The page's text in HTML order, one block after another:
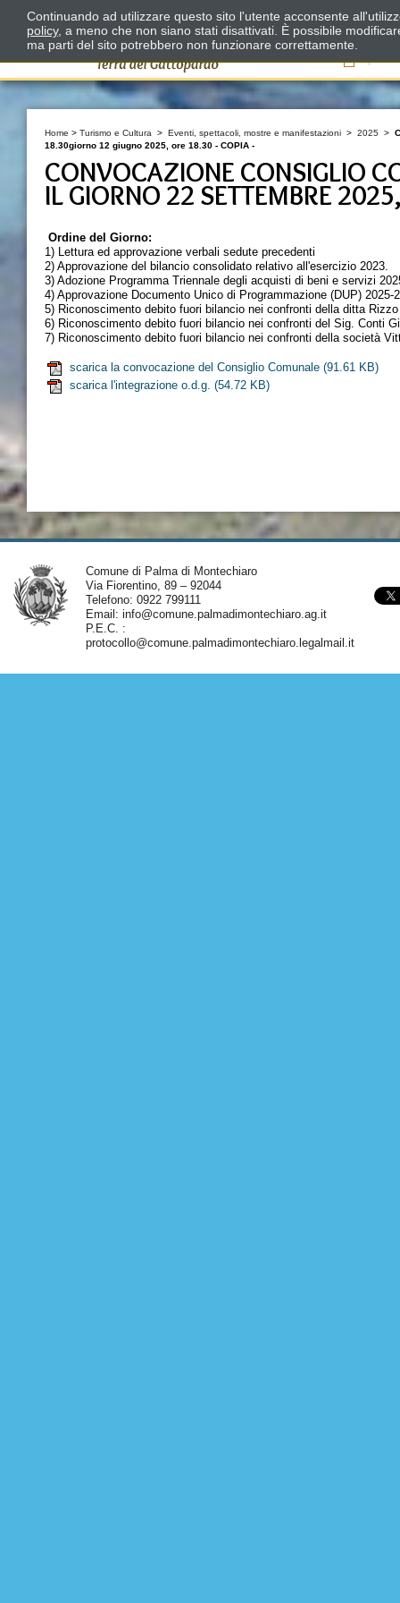
Il
Home > Turismo e Cultura > Eventi, spettacoli, mostre e manifestazioni > 2025 >
18.30giorno 12 giugno 2025, ore 18.30 - COPIA -
CONVOCAZIONE CONSIGLIO
IL GIORNO 22 SETTEMBRE
Ordine del Giorno:
1) Lettura ed approvazione verbali sedute precedenti
2) Approvazione del bilancio consolidato relativo all'esercizio 2023.
3) Adozione Programma Triennale degli acquisti di beni e servizi
4) Approvazione Documento Unico di Programmazione (DUP) 2025-
5) Riconoscimento debito fuori bilancio nei confronti della ditta
6) Riconoscimento debito fuori bilancio nei confronti del Sig. Conti
7) Riconoscimento debito fuori bilancio nei confronti della società
scarica la convocazione del Consiglio Comunale (91.61 KB)
scarica l'integrazione o.d.g. (54.72 KB)
Comune di Palma di Montechiaro
Via Fiorentino, 89 – 92044
Telefono: 0922 799111
Email: info@comune.palmadimontechiaro.ag.it
P.E.C. :
protocollo@comune.palmadimontechiaro.legalmail.it
Continuando ad utilizzare questo sito l'utente acconsente
policy, a meno che non siano stati disattivati. È possibile
ma parti del sito potrebbero non funzionare correttamente.